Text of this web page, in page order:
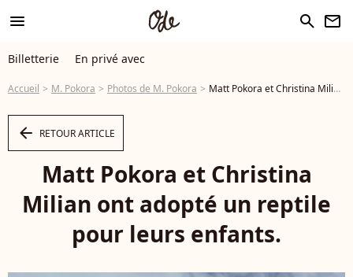
menu search newsletter
Billetterie En privé avec
Accueil M. Pokora Photos de M. Pokora Matt Pokora et Christina Milian ont adopté un reptile pour leurs enfants. - Photo
arrow_left RETOUR ARTICLE
Matt Pokora et Christina
Milian ont adopté un reptile
pour leurs enfants.